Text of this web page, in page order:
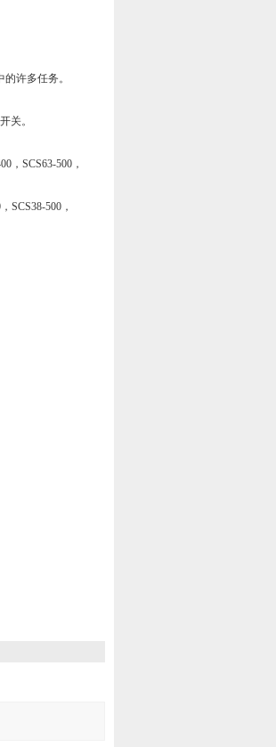
许多任务。
关。
，SCS63-500，
SCS38-500，